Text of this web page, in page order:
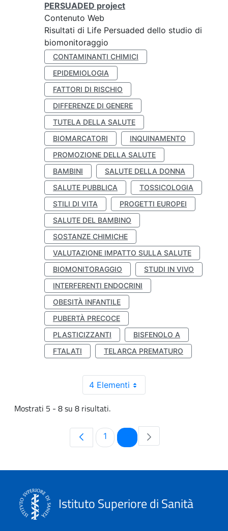
PERSUADED project
Contenuto Web
Risultati di Life Persuaded dello studio di
biomonitoraggio
CONTAMINANTI CHIMICI
EPIDEMIOLOGIA
FATTORI DI RISCHIO
DIFFERENZE DI GENERE
TUTELA DELLA SALUTE
BIOMARCATORI
INQUINAMENTO
PROMOZIONE DELLA SALUTE
BAMBINI
SALUTE DELLA DONNA
SALUTE PUBBLICA
TOSSICOLOGIA
STILI DI VITA
PROGETTI EUROPEI
SALUTE DEL BAMBINO
SOSTANZE CHIMICHE
VALUTAZIONE IMPATTO SULLA SALUTE
BIOMONITORAGGIO
STUDI IN VIVO
INTERFERENTI ENDOCRINI
OBESITÀ INFANTILE
PUBERTÀ PRECOCE
PLASTICIZZANTI
BISFENOLO A
FTALATI
TELARCA PREMATURO
4 Elementi
Mostrati 5 - 8 su 8 risultati.
Pagina
1 Pagina
Istituto Superiore di Sanità